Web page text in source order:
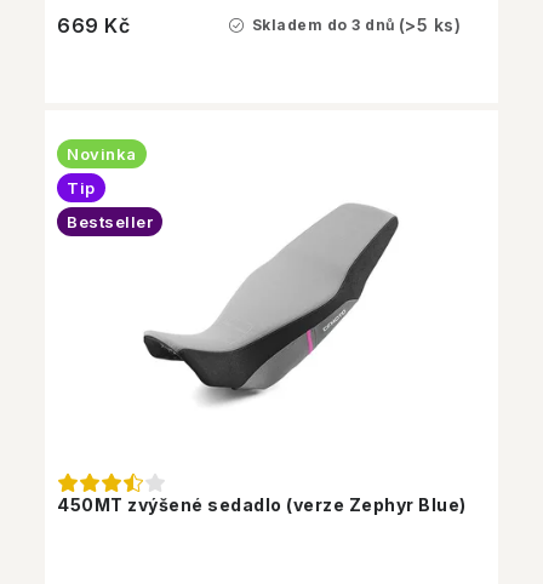
Skladem do 3 dnů (>5 ks)
669 Kč
450MT zvýšené sedadlo (verze Zephyr Blue)
Novinka
Tip
Bestseller